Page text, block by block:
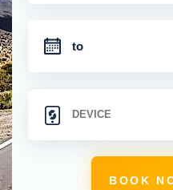
BOOK